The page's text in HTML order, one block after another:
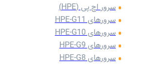
سرور اچ پی (HPE)
سرورهای HPE-G11
سرورهای HPE-G10
سرورهای HPE-G9
سرورهای HPE-G8